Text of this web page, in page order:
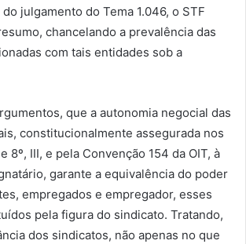
julgamento do Tema 1.046, o STF
chancelando a prevalência das
com tais entidades sob a
que a autonomia negocial das
constitucionalmente assegurada nos
8º, III, e pela Convenção 154 da OIT, à
garante a equivalência do poder
empregados e empregador, esses
pela figura do sindicato. Tratando,
dos sindicatos, não apenas no que